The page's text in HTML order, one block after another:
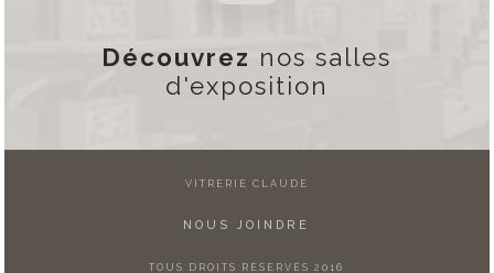
Découvrez nos salles
d'exposition
VITRERIE CLAUDE
NOUS JOINDRE
TOUS DROITS RÉSERVÉS 2016